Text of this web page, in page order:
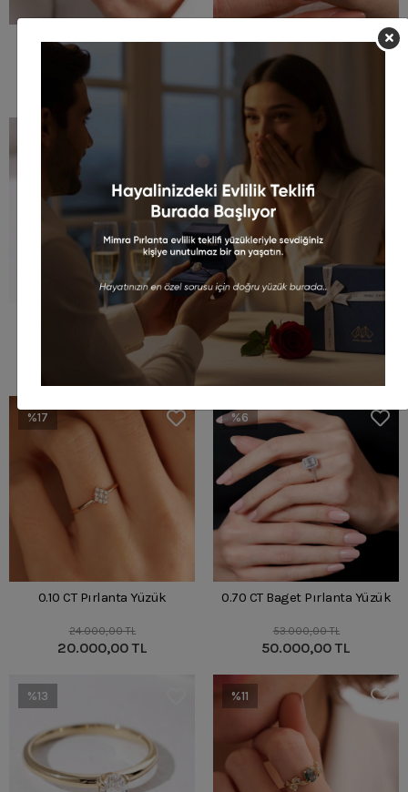
0.50 CT Özel Tasarım Tektaş
Pırlanta Yüzük
48.000,00 TL
45.000,00 TL
0.65 CT Coronet Pırlanta Yüzük
52.000,00 TL
49.000,00 TL
Solea 0.55 CT MİM VINTAGE
Özel Tasarım Pırlanta Yüzük
60.000,00 TL
56.900,00 TL
%12
0.55 CT Damla Tanzanite &
Pırlanta Yüzük
26.000,00 TL
%17
0.10 CT Pırlanta Yüzük
24.000,00 TL
20.000,00 TL
%6
0.70 CT Baget Pırlanta Yüzük
53.000,00 TL
50.000,00 TL
%13 %11